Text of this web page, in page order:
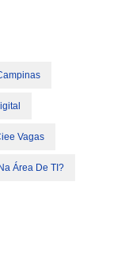
Vagas
Área De TI?